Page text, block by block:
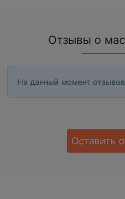
Отзывы о
На данный момент
Оставить